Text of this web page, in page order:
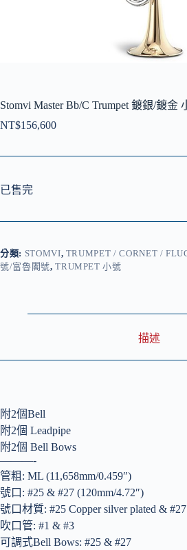
Stomvi Master Bb/C Trumpet 鍍銀/鍍金
NT$156,600
已售完
分類: STOMVI, TRUMPET / CORNET /
號/富魯閣號,TRUMPET 小號
描述
附2個Bell
附2個 Leadpipe
附2個 Bell Bows
———-
管粗: ML (11,658mm/0.459″)
號口: #25 & #27 (120mm/4.72″)
號口材質: #25 Copper silver plated &
吹口管: #1 & #3
可調式Bell Bows: #25 & #27